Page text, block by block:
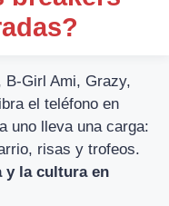
B-Girl Ami, Grazy,
el teléfono en
uno lleva una carga:
risas y trofeos.
y la cultura en